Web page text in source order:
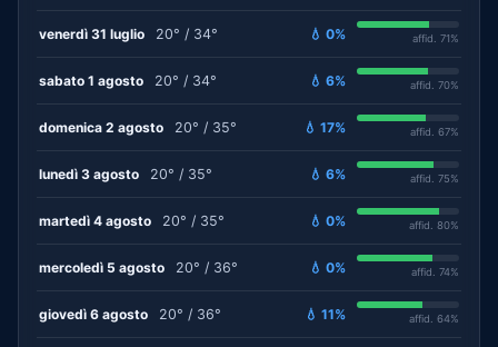
venerdì 31 luglio 20° / 34° 💧 0% affid. 71%
sabato 1 agosto 20° / 34° 💧 6% affid. 70%
domenica 2 agosto 20° / 35° 💧 17% affid. 67%
lunedì 3 agosto 20° / 35° 💧 6% affid. 75%
martedì 4 agosto 20° / 35° 💧 0% affid. 80%
mercoledì 5 agosto 20° / 36° 💧 0% affid. 74%
giovedì 6 agosto 20° / 36° 💧 11% affid. 64%